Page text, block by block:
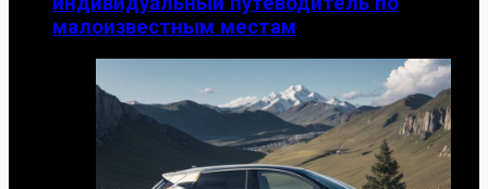
малоизвестным местам